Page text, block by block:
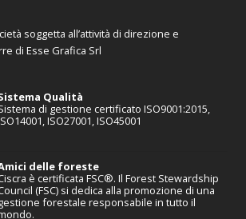
soggetta all’attività di direzione e
di Esse Grafica Srl
Qualità
di gestione certificato ISO9001:2015,
ISO27001, ISO45001
delle foreste
è certificata FSC®. Il Forest Stewardship
(FSC) si dedica alla promozione di una
gestione forestale responsabile in tutto il